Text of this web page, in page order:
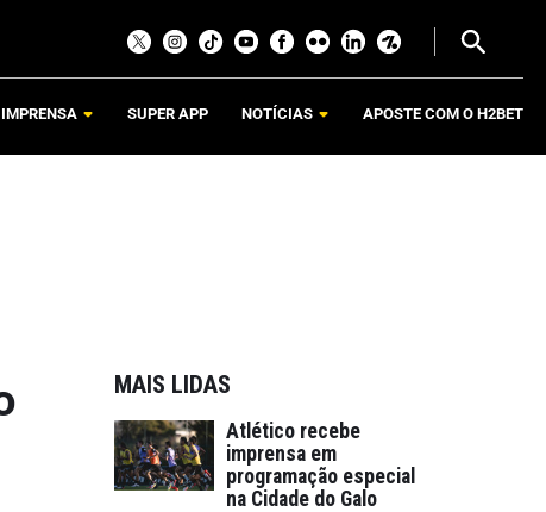
IMPRENSA SUPER APP NOTÍCIAS APOSTE COM O H2BET
MAIS LIDAS
Atlético recebe
imprensa em
programação especial
na Cidade do Galo